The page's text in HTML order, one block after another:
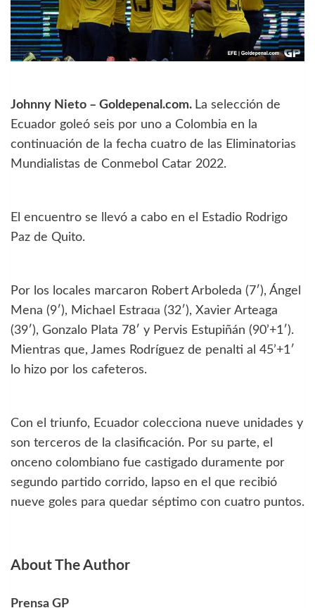
Johnny Nieto – Goldepenal.com. La selección de
Ecuador goleó seis por uno a Colombia en la
continuación de la fecha cuatro de las Eliminatorias
Mundialistas de Conmebol Catar 2022.
El encuentro se llevó a cabo en el Estadio Rodrigo
Paz de Quito.
Por los locales marcaron Robert Arboleda (7′), Ángel
Mena (9′), Michael Estrada (32′), Xavier Arteaga
(39′), Gonzalo Plata 78′ y Pervis Estupiñán (90’+1′).
Mientras que, James Rodríguez de penalti al 45’+1′
lo hizo por los cafeteros.
Con el triunfo, Ecuador colecciona nueve unidades y
son terceros de la clasificación. Por su parte, el
onceno colombiano fue castigado duramente por
segundo partido corrido, lapso en el que recibió
nueve goles para quedar séptimo con cuatro puntos.
About The Author
Prensa GP